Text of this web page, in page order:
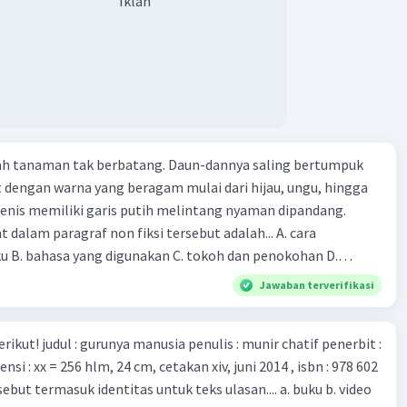
menciptakan berbagai jenis inokulasi bersama sejumlah
perlu segera mempelajari virus corona yang menjadi
kesehatan dunia karena persebarannya sangat cepat. C.
diri dan menjaga kesehatan dalam menghadapi
yang mulai menyebar di Indonesia, D. Virus corona
bagi kesehatan manusia.
tanaman tak berbatang. Daun-dannya saling bertumpuk
warna yang beragam mulai dari hijau, ungu, hingga
memiliki garis putih melintang nyaman dipandang.
paragraf non fiksi tersebut adalah... A. cara
B. bahasa yang digunakan C. tokoh dan penokohan D.
Jawaban terverifikasi
chatif penerbit :